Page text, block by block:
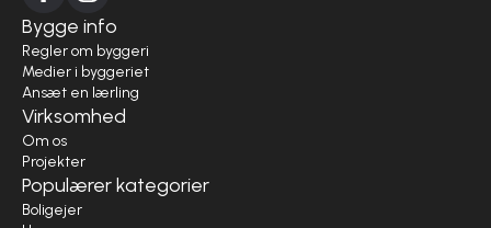
Bygge info
Regler om byggeri
Medier i byggeriet
Ansæt en lærling
Virksomhed
Om os
Projekter
Populærer kategorier
Boligejer